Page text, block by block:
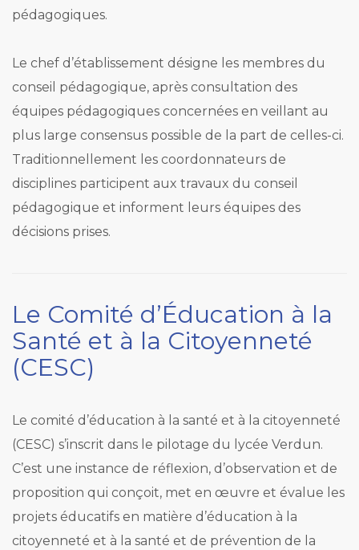
pédagogiques.
Le chef d’établissement désigne les membres du
conseil pédagogique, après consultation des
équipes pédagogiques concernées en veillant au
plus large consensus possible de la part de celles-ci.
Traditionnellement les coordonnateurs de
disciplines participent aux travaux du conseil
pédagogique et informent leurs équipes des
décisions prises.
Le Comité d’Éducation à la
Santé et à la Citoyenneté
(CESC)
Le comité d’éducation à la santé et à la citoyenneté
(CESC) s’inscrit dans le pilotage du lycée Verdun.
C’est une instance de réflexion, d’observation et de
proposition qui conçoit, met en œuvre et évalue les
projets éducatifs en matière d’éducation à la
citoyenneté et à la santé et de prévention de la